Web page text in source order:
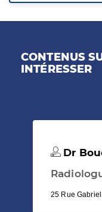
CONTENUS
INTÉRESSER
Dr
25 Rue